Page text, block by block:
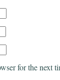
for the next